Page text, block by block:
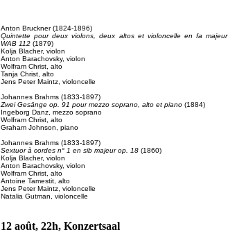
Anton Bruckner (1824-1896)
Quintette pour deux violons, deux altos et violoncelle en fa majeur
WAB 112 (1879)
Kolja Blacher, violon
Anton Barachovsky, violon
Wolfram Christ, alto
Tanja Christ, alto
Jens Peter Maintz, violoncelle
Johannes Brahms (1833-1897)
Zwei Gesänge op. 91 pour mezzo soprano, alto et piano (1884)
Ingeborg Danz, mezzo soprano
Wolfram Christ, alto
Graham Johnson, piano
Johannes Brahms (1833-1897)
Sextuor à cordes n° 1 en sib majeur op. 18 (1860)
Kolja Blacher, violon
Anton Barachovsky, violon
Wolfram Christ, alto
Antoine Tamestit, alto
Jens Peter Maintz, violoncelle
Natalia Gutman, violoncelle
12 août, 22h, Konzertsaal